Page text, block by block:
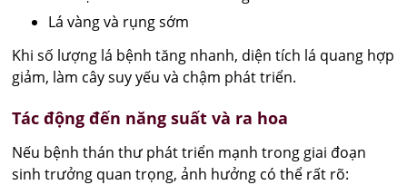
Lá vàng và rụng sớm
Khi số lượng lá bệnh tăng nhanh, diện tích lá quang hợp
giảm, làm cây suy yếu và chậm phát triển.
Tác động đến năng suất và ra hoa
Nếu bệnh thán thư phát triển mạnh trong giai đoạn
sinh trưởng quan trọng, ảnh hưởng có thể rất rõ: